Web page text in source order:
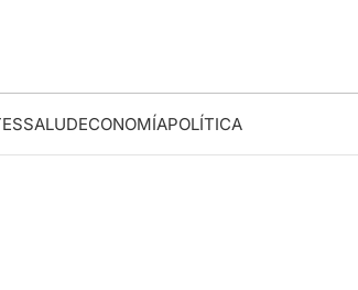
SALUDECONOMÍAPOLÍTICA